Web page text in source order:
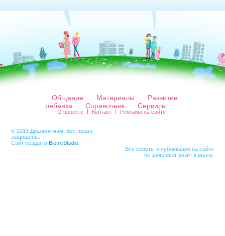
Общение Материалы
Развитие
ребенка
Справочник Сервисы
О проекте Контакт Реклама на сайте
© 2013 Диалоги мам. Все права
защищены.
Сайт создан в BionicStudio
Все советы и публикации на сайте
не заменяют визит к врачу.